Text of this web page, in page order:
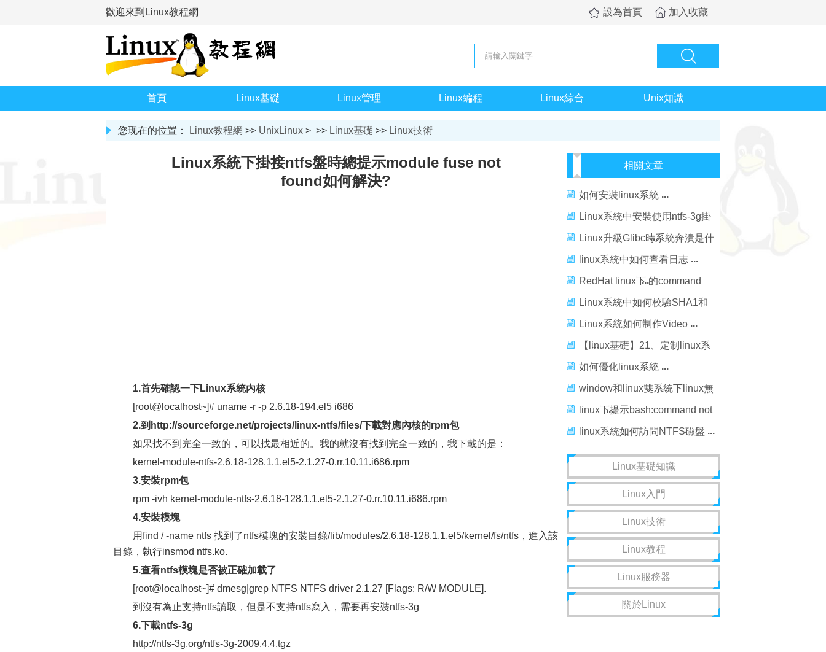
歡迎來到Linux教程網 設為首頁 加入收藏
首頁 Linux基礎 Linux管理 Linux編程 Linux綜合 Unix知識
您现在的位置： Linux教程網 >> UnixLinux > >> Linux基礎 >> Linux技術
Linux系統下掛接ntfs盤時總提示module fuse not
found如何解決?
1.首先確認一下Linux系統內核
[root@localhost~]# uname -r -p 2.6.18-194.el5 i686
2.到http://sourceforge.net/projects/linux-ntfs/files/下載對應內核的rpm包
如果找不到完全一致的，可以找最相近的。我的就沒有找到完全一致的，我下載的是：
kernel-module-ntfs-2.6.18-128.1.1.el5-2.1.27-0.rr.10.11.i686.rpm
3.安裝rpm包
rpm -ivh kernel-module-ntfs-2.6.18-128.1.1.el5-2.1.27-0.rr.10.11.i686.rpm
4.安裝模塊
用find / -name ntfs 找到了ntfs模塊的安裝目錄/lib/modules/2.6.18-128.1.1.el5/kernel/fs/ntfs，進入該
目錄，執行insmod ntfs.ko.
5.查看ntfs模塊是否被正確加載了
[root@localhost~]# dmesg|grep NTFS NTFS driver 2.1.27 [Flags: R/W MODULE].
到沒有為止支持ntfs讀取，但是不支持ntfs寫入，需要再安裝ntfs-3g
6.下載ntfs-3g
http://ntfs-3g.org/ntfs-3g-2009.4.4.tgz
相關文章
如何安裝linux系統
Linux系統中安裝使用ntfs-3g掛
載NTFS分區的教程
Linux升級Glibc時系統奔潰是什
麼原因如何解決
linux系統中如何查看日志
RedHat linux下 的command
not found解決
Linux系統中如何校驗SHA1和
MD5？
Linux系統如何制作Video
【linux基礎】21、定制linux系
統
如何優化linux系統
window和linux雙系統下linux無
法訪問ntfs磁盤
linux下提示bash:command not
found
linux系統如何訪問NTFS磁盤
Linux基礎知識
Linux入門
Linux技術
Linux教程
Linux服務器
關於Linux